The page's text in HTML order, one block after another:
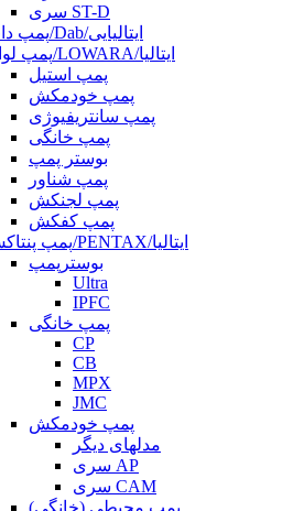
سری ST-D
پمپ داب/Dab/ایتالیایی
پمپ لوارا/LOWARA/ایتالیا
پمپ استیل
پمپ خودمکش
پمپ سانتریفیوژی
پمپ خانگی
بوستر پمپ
پمپ شناور
پمپ لجنکش
پمپ کفکش
پمپ پنتاکس/PENTAX/ایتالیا
بوسترپمپ
Ultra
IPFC
پمپ خانگی
CP
CB
MPX
JMC
پمپ خودمکش
مدلهای دیگر
سری AP
سری CAM
پمپ محیطی (خانگی)